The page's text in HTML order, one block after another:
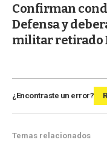
Confirman
Defensa y
militar retirado
¿Encontraste un error?
Temas relacionados